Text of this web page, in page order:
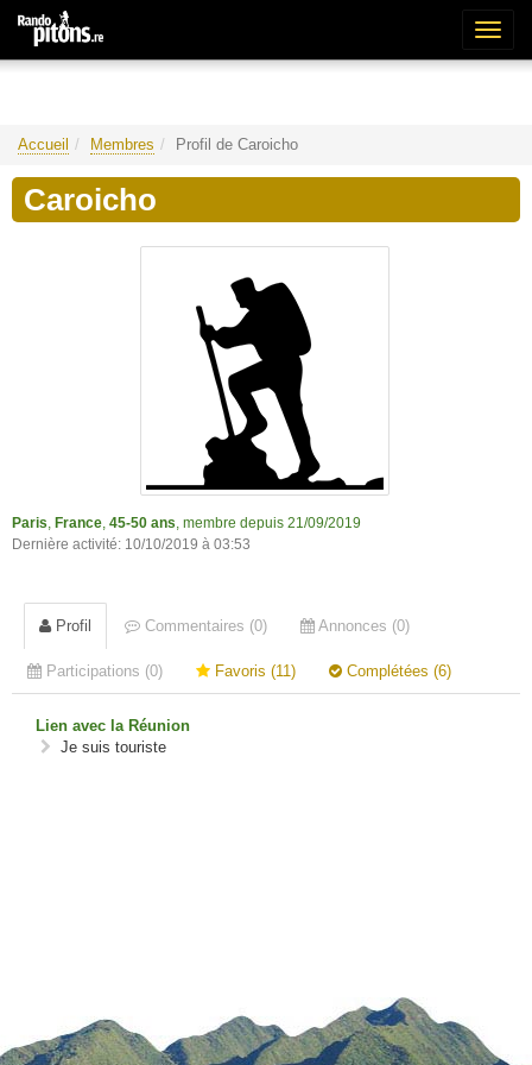
Accueil Membres Profil de Caroicho
Caroicho
Paris France 45-50 ans , membre depuis 21/09/2019
Dernière activité: 10/10/2019 à 03:53
Profil Commentaires (0) Annonces (0)
Participations (0) Favoris (11) Complétées (6)
Lien avec la Réunion
Je suis touriste